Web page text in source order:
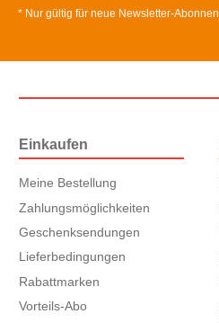
* Nur gültig für neue Newsletter-
Einkaufen
Meine Bestellung
Zahlungsmöglichkeiten
Geschenksendungen
Lieferbedingungen
Rabattmarken
Vorteils-Abo